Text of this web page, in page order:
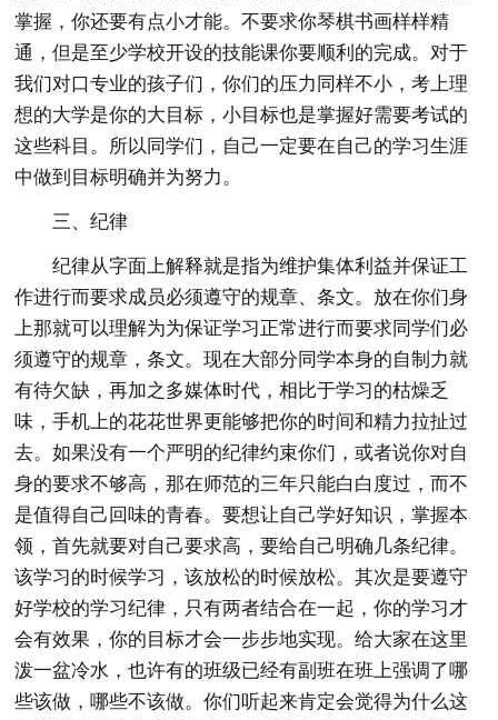
掌握，你还要有点小才能。不要求你琴棋书画样样精
通，但是至少学校开设的技能课你要顺利的完成。对于
我们对口专业的孩子们，你们的压力同样不小，考上理
想的大学是你的大目标，小目标也是掌握好需要考试的
这些科目。所以同学们，自己一定要在自己的学习生涯
中做到目标明确并为努力。
三、纪律
纪律从字面上解释就是指为维护集体利益并保证工
作进行而要求成员必须遵守的规章、条文。放在你们身
上那就可以理解为为保证学习正常进行而要求同学们必
须遵守的规章，条文。现在大部分同学本身的自制力就
有待欠缺，再加之多媒体时代，相比于学习的枯燥乏
味，手机上的花花世界更能够把你的时间和精力拉扯过
去。如果没有一个严明的纪律约束你们，或者说你对自
身的要求不够高，那在师范的三年只能白白度过，而不
是值得自己回味的青春。要想让自己学好知识，掌握本
领，首先就要对自己要求高，要给自己明确几条纪律。
该学习的时候学习，该放松的时候放松。其次是要遵守
好学校的学习纪律，只有两者结合在一起，你的学习才
会有效果，你的目标才会一步步地实现。给大家在这里
泼一盆冷水，也许有的班级已经有副班在班上强调了哪
些该做，哪些不该做。你们听起来肯定会觉得为什么这